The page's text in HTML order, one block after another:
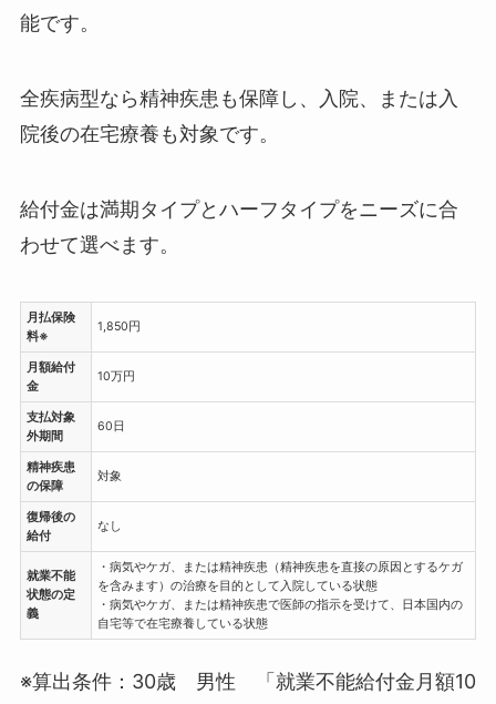
能です。
全疾病型なら精神疾患も保障し、入院、または入
院後の在宅療養も対象です。
給付金は満期タイプとハーフタイプをニーズに合
わせて選べます。
月払保険
料※
1,850円
月額給付
金
10万円
支払対象
外期間
60日
精神疾患
の保障
対象
復帰後の
給付
なし
就業不能
状態の定
義
・病気やケガ、または精神疾患（精神疾患を直接の原因とするケガ
を含みます）の治療を目的として入院している状態
・病気やケガ、または精神疾患で医師の指示を受けて、日本国内の
自宅等で在宅療養している状態
※算出条件：30歳 男性 「就業不能給付金月額10